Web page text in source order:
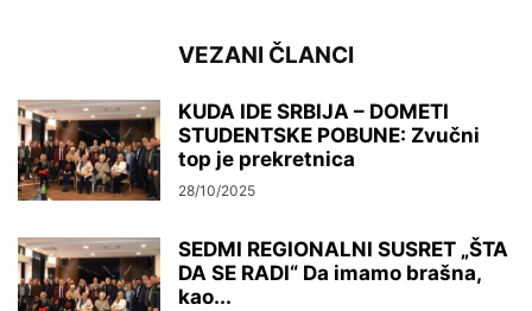
VEZANI ČLANCI
KUDA IDE SRBIJA – DOMETI
STUDENTSKE POBUNE: Zvučni
top je prekretnica
28/10/2025
SEDMI REGIONALNI SUSRET „ŠTA
DA SE RADI“ Da imamo brašna,
kao...